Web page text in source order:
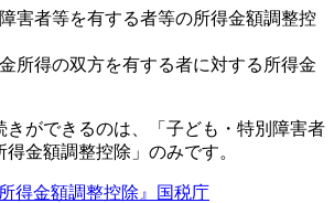
害者等を有する者等の所得金額調整控
所得の双方を有する者に対する所得金
きができるのは、「子ども・特別障害者
金額調整控除」のみです。
得金額調整控除』国税庁